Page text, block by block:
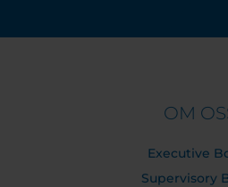
OM
Executive
Supervisory